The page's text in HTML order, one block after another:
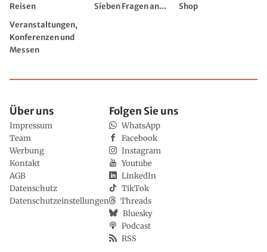
Reisen
Sieben Fragen an...
Shop
Veranstaltungen,
Konferenzen und
Messen
Über uns
Impressum
Team
Werbung
Kontakt
AGB
Datenschutz
Datenschutzeinstellungen
Folgen Sie uns
WhatsApp
Facebook
Instagram
Youtube
LinkedIn
TikTok
Threads
Bluesky
Podcast
RSS